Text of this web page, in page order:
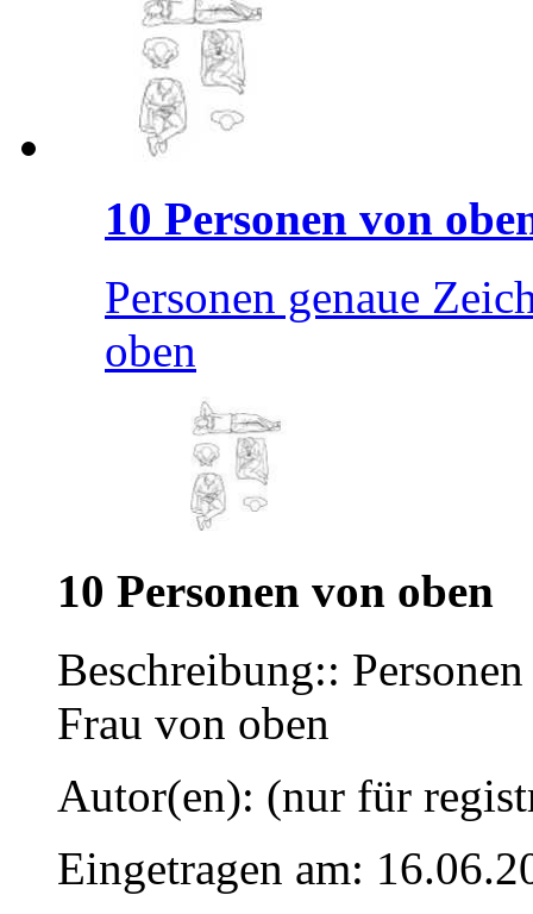
10 Personen von
Personen genaue
oben
10 Personen von oben
Beschreibung::
Frau von oben
Autor(en): (nur für
Eingetragen am: